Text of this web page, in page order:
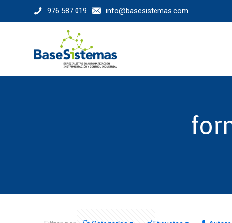
976 587 019 info@basesistemas.com